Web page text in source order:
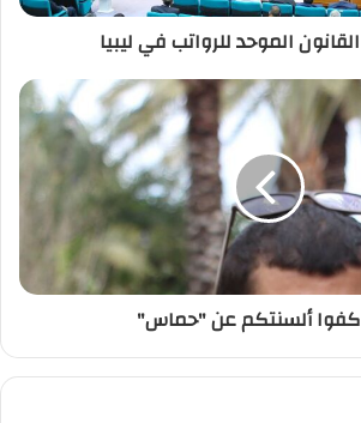
الموحد للرواتب في ليبيا
ألسنتكم عن "حماس"